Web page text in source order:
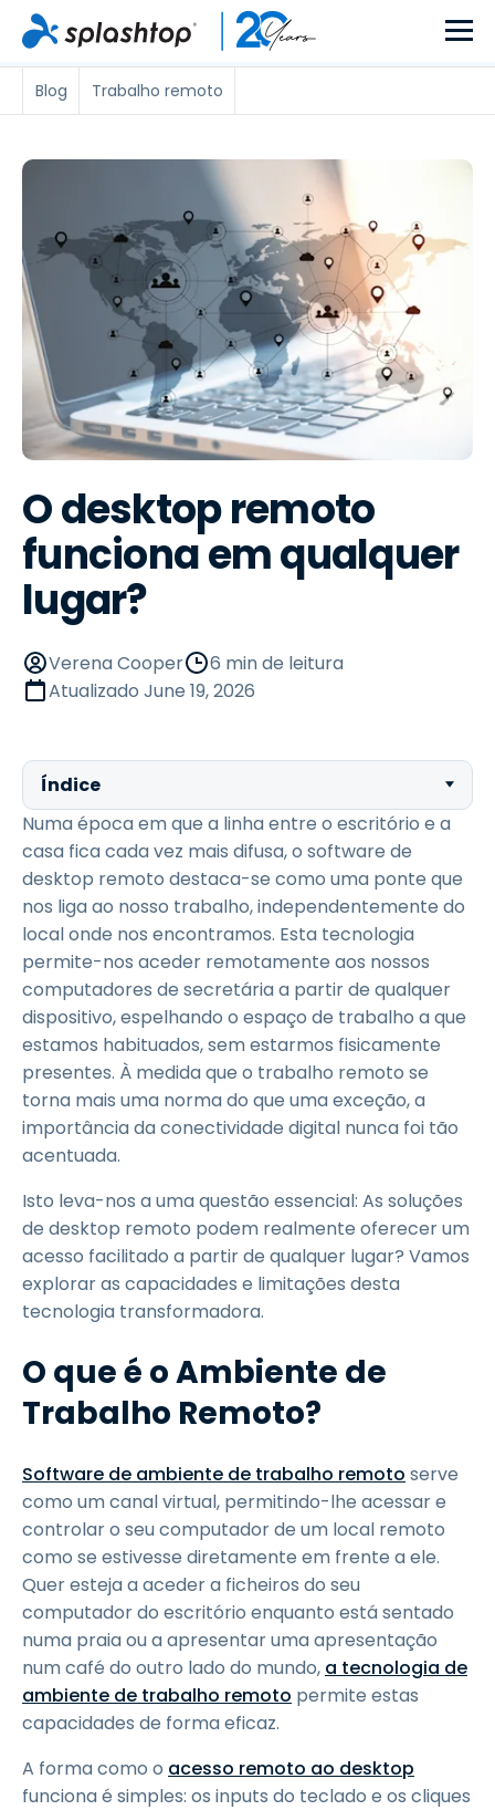
Blog Trabalho remoto
O desktop remoto
funciona em qualquer
lugar?
Verena Cooper
6 min de leitura
Atualizado June 19, 2026
Índice
Numa época em que a linha entre o escritório e a
casa fica cada vez mais difusa, o software de
desktop remoto destaca-se como uma ponte que
nos liga ao nosso trabalho, independentemente do
local onde nos encontramos. Esta tecnologia
permite-nos aceder remotamente aos nossos
computadores de secretária a partir de qualquer
dispositivo, espelhando o espaço de trabalho a que
estamos habituados, sem estarmos fisicamente
presentes. À medida que o trabalho remoto se
torna mais uma norma do que uma exceção, a
importância da conectividade digital nunca foi tão
acentuada.
Isto leva-nos a uma questão essencial: As soluções
de desktop remoto podem realmente oferecer um
acesso facilitado a partir de qualquer lugar? Vamos
explorar as capacidades e limitações desta
tecnologia transformadora.
O que é o Ambiente de
Trabalho Remoto?
Software de ambiente de trabalho remoto serve
como um canal virtual, permitindo-lhe acessar e
controlar o seu computador de um local remoto
como se estivesse diretamente em frente a ele.
Quer esteja a aceder a ficheiros do seu
computador do escritório enquanto está sentado
numa praia ou a apresentar uma apresentação
num café do outro lado do mundo, a tecnologia de
ambiente de trabalho remoto permite estas
capacidades de forma eficaz.
A forma como o acesso remoto ao desktop
funciona é simples: os inputs do teclado e os cliques